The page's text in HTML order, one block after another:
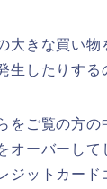
大きな買い物
生したりする
をご覧の方の
オーバーして
ジットカード